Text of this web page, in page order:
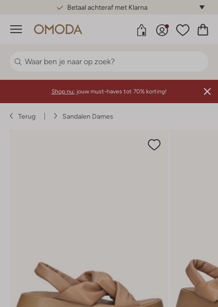
Betaal achteraf met Klarna
Menu
Shop nu: jouw must-haves tot 70% korting!
Terug Sandalen Dames